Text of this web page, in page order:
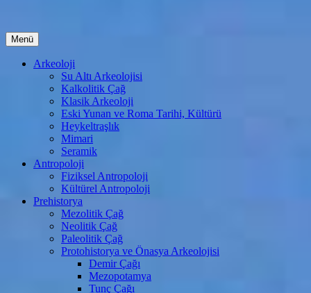
Menü İçeriğe
atla
Arkeoloji
Su Altı Arkeolojisi
Kalkolitik Çağ
Klasik Arkeoloji
Eski Yunan ve Roma Tarihi, Kültürü
Heykeltraşlık
Mimari
Seramik
Antropoloji
Fiziksel Antropoloji
Kültürel Antropoloji
Prehistorya
Mezolitik Çağ
Neolitik Çağ
Paleolitik Çağ
Protohistorya ve Önasya Arkeolojisi
Demir Çağı
Mezopotamya
Tunç Çağı